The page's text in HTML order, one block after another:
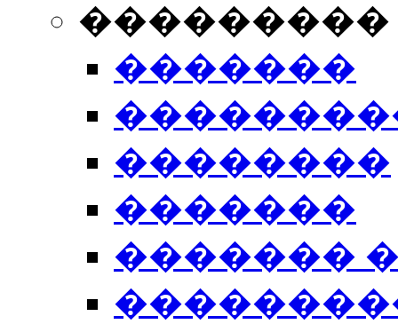
�������
��������
�������
�������